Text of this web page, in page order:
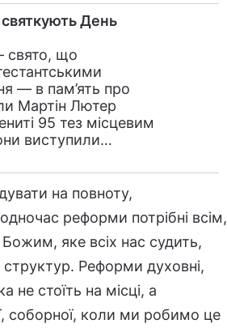
святкують День
свято, що
— в пам’ять про
Мартін Лютер
95 тез місцевим
виступили…
на повноту,
реформи потрібні всім,
яке всіх нас судить,
Реформи духовні,
не стоїть на місці, а
соборної, коли ми робимо це